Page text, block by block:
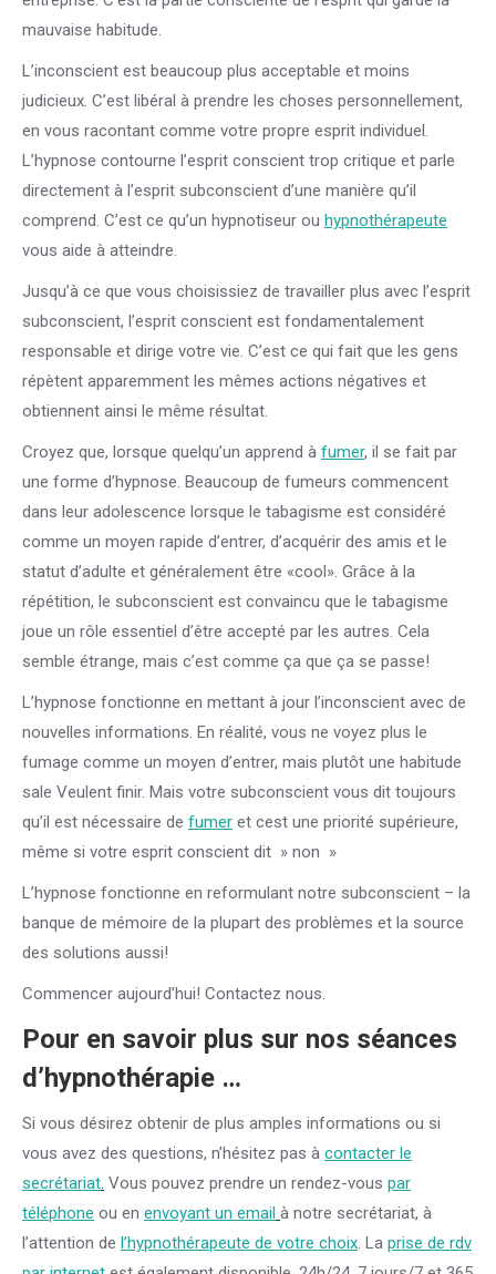
mauvaise habitude.
L’inconscient est beaucoup plus acceptable et moins
judicieux. C’est libéral à prendre les choses personnellement,
en vous racontant comme votre propre esprit individuel.
L’hypnose contourne l’esprit conscient trop critique et parle
directement à l’esprit subconscient d’une manière qu’il
comprend. C’est ce qu’un hypnotiseur ou hypnothérapeute
vous aide à atteindre.
Jusqu’à ce que vous choisissiez de travailler plus avec l’esprit
subconscient, l’esprit conscient est fondamentalement
responsable et dirige votre vie. C’est ce qui fait que les gens
répètent apparemment les mêmes actions négatives et
obtiennent ainsi le même résultat.
Croyez que, lorsque quelqu’un apprend à fumer, il se fait par
une forme d’hypnose. Beaucoup de fumeurs commencent
dans leur adolescence lorsque le tabagisme est considéré
comme un moyen rapide d’entrer, d’acquérir des amis et le
statut d’adulte et généralement être «cool». Grâce à la
répétition, le subconscient est convaincu que le tabagisme
joue un rôle essentiel d’être accepté par les autres. Cela
semble étrange, mais c’est comme ça que ça se passe!
L’hypnose fonctionne en mettant à jour l’inconscient avec de
nouvelles informations. En réalité, vous ne voyez plus le
fumage comme un moyen d’entrer, mais plutôt une habitude
sale Veulent finir. Mais votre subconscient vous dit toujours
qu’il est nécessaire de fumer et cest une priorité supérieure,
même si votre esprit conscient dit » non »
L’hypnose fonctionne en reformulant notre subconscient – la
banque de mémoire de la plupart des problèmes et la source
des solutions aussi!
Commencer aujourd’hui! Contactez nous.
Pour en savoir plus sur nos séances
d’hypnothérapie …
Si vous désirez obtenir de plus amples informations ou si
vous avez des questions, n’hésitez pas à contacter le
secrétariat. Vous pouvez prendre un rendez-vous par
téléphone ou en envoyant un email à notre secrétariat, à
l’attention de l’hypnothérapeute de votre choix. La prise de rdv